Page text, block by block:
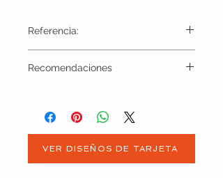
Referencia:
Recomendaciones
Evitar exponer excesivamente al
ligeramente húmedo para retirar polvo o
VER DISEÑOS DE TARJETA